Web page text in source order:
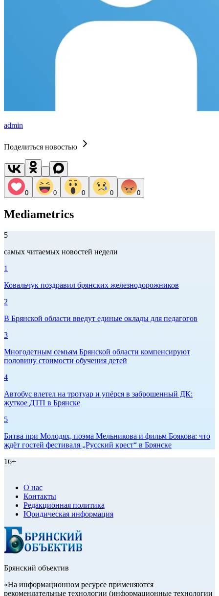
admin
Поделиться новостью
0 0 0 0 0
Mediametrics
5
самых читаемых новостей недели
1
Ковальчук поздравил брянских железнодорожников
2
В Брянской области введут единые оклады для педагогов
3
Многодетным семьям Брянской области компенсируют
половину стоимости обучения детей
4
Автобус влетел на тротуар и упёрся в заброшенный ДК:
жуткое ДТП в Брянске
5
Битва при Молодях, поэма Мельникова и фильм Боякова: что
ждёт гостей фестиваля „Русский крест“ в Брянске
16+
О нас
Контакты
Редакционная политика
Юридическая информация
Брянский объектив
«На информационном ресурсе применяются
рекомендательные технологии (информационные технологии